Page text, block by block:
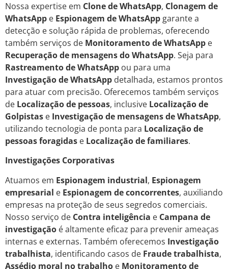
Nossa expertise em Clone de WhatsApp, Clonagem de
WhatsApp e Espionagem de WhatsApp garante a
detecção e solução rápida de problemas, oferecendo
também serviços de Monitoramento de WhatsApp e
Recuperação de mensagens do WhatsApp. Seja para
Rastreamento de WhatsApp ou para uma
Investigação de WhatsApp detalhada, estamos prontos
para atuar com precisão. Oferecemos também serviços
de Localização de pessoas, inclusive Localização de
Golpistas e Investigação de mensagens de WhatsApp,
utilizando tecnologia de ponta para Localização de
pessoas foragidas e Localização de familiares.
Investigações Corporativas
Atuamos em Espionagem industrial, Espionagem
empresarial e Espionagem de concorrentes, auxiliando
empresas na proteção de seus segredos comerciais.
Nosso serviço de Contra inteligência e Campana de
investigação é altamente eficaz para prevenir ameaças
internas e externas. Também oferecemos Investigação
trabalhista, identificando casos de Fraude trabalhista,
Assédio moral no trabalho e Monitoramento de